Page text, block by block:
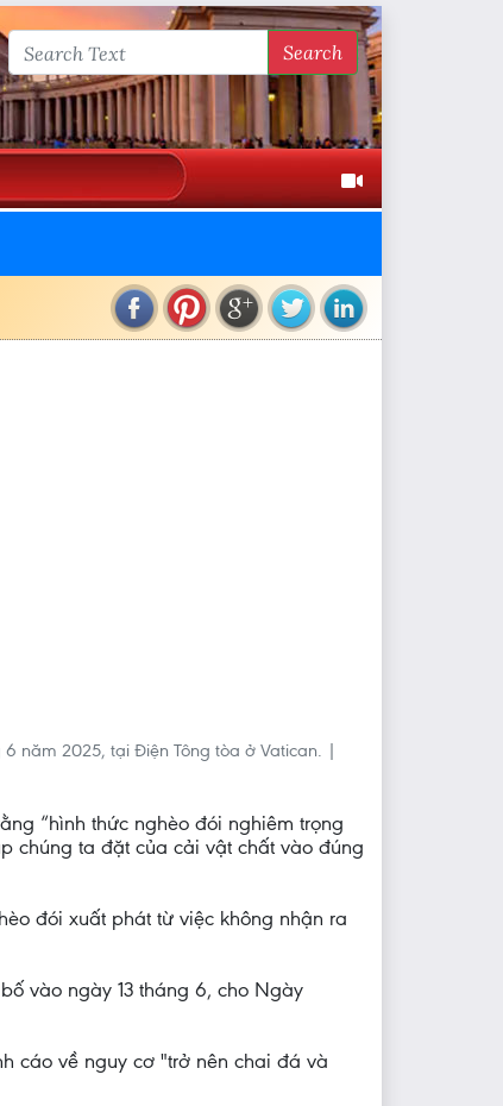
Search
năm 2025, tại Điện Tông tòa ở Vatican. |
“hình thức nghèo đói nghiêm trọng
chúng ta đặt của cải vật chất vào đúng
đói xuất phát từ việc không nhận ra
vào ngày 13 tháng 6, cho Ngày
cáo về nguy cơ "trở nên chai đá và